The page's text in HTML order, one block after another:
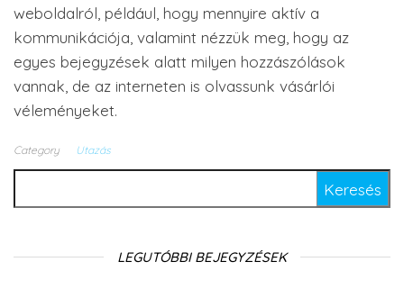
weboldalról, például, hogy mennyire aktív a
kommunikációja, valamint nézzük meg, hogy az
egyes bejegyzések alatt milyen hozzászólások
vannak, de az interneten is olvassunk vásárlói
véleményeket.
Category Utazás
LEGUTÓBBI BEJEGYZÉSEK